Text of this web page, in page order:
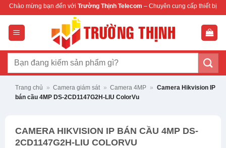
Bỏ
dung
bạn đến vớiTrường Thịnh Telecom – Chuyên cung cấp thiết bị mạng & camera
Tìm
Trang chủ » Camera giám sát » Camera 4MP » Camera Hikvision IP
bán cầu 4MP DS-2CD1147G2H-LIU ColorVu
CAMERA HIKVISION IP BÁN CẦU 4MP DS-
2CD1147G2H-LIU COLORVU